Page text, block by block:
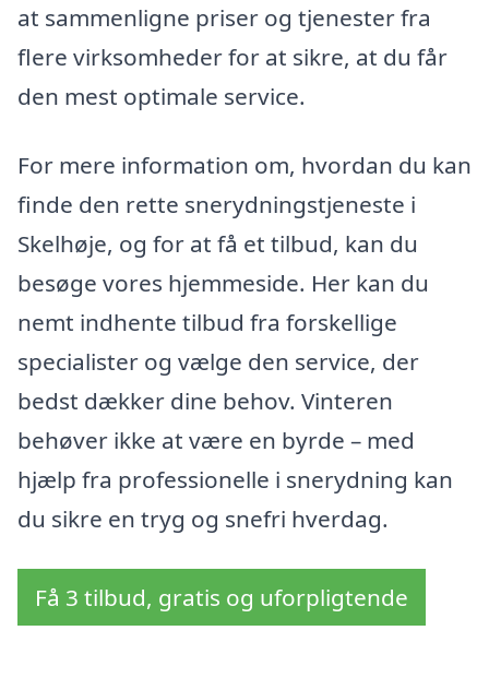
at sammenligne priser og tjenester fra
flere virksomheder for at sikre, at du får
den mest optimale service.
For mere information om, hvordan du kan
finde den rette snerydningstjeneste i
Skelhøje, og for at få et tilbud, kan du
besøge vores hjemmeside. Her kan du
nemt indhente tilbud fra forskellige
specialister og vælge den service, der
bedst dækker dine behov. Vinteren
behøver ikke at være en byrde – med
hjælp fra professionelle i snerydning kan
du sikre en tryg og snefri hverdag.
Få 3 tilbud, gratis og uforpligtende